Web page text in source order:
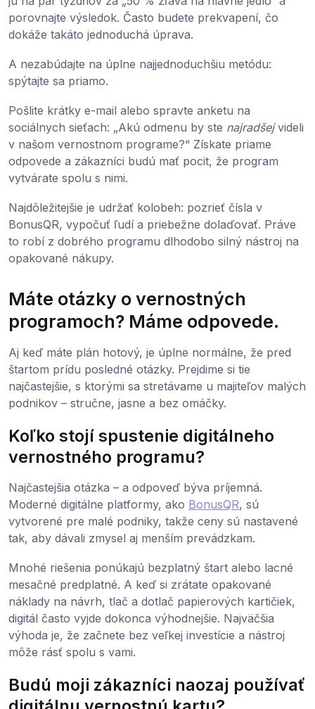
porovnajte výsledok. Často budete prekvapení, čo
dokáže takáto jednoduchá úprava.
A nezabúdajte na úplne najjednoduchšiu metódu:
spýtajte sa priamo.
Pošlite krátky e-mail alebo spravte anketu na
sociálnych sieťach: „Akú odmenu by ste najradšejvideli
v našom vernostnom programe?“ Získate priame
odpovede a zákazníci budú mať pocit, že program
vytvárate spolu s nimi.
Najdôležitejšie je udržať kolobeh: pozrieť čísla v
BonusQR, vypočuť ľudí a priebežne dolaďovať. Práve
to robí z dobrého programu dlhodobo silný nástroj na
opakované nákupy.
Máte otázky o vernostných
programoch? Máme odpovede.
Aj keď máte plán hotový, je úplne normálne, že pred
štartom prídu posledné otázky. Prejdime si tie
najčastejšie, s ktorými sa stretávame u majiteľov malých
podnikov – stručne, jasne a bez omáčky.
Koľko stojí spustenie digitálneho
vernostného programu?
Najčastejšia otázka – a odpoveď býva príjemná.
Moderné digitálne platformy, ako BonusQR, sú
vytvorené pre malé podniky, takže ceny sú nastavené
tak, aby dávali zmysel aj menším prevádzkam.
Mnohé riešenia ponúkajú bezplatný štart alebo lacné
mesačné predplatné. A keď si zrátate opakované
náklady na návrh, tlač a dotlač papierových kartičiek,
digitál často vyjde dokonca výhodnejšie. Najväčšia
výhoda je, že začnete bez veľkej investície a nástroj
môže rásť spolu s vami.
Budú moji zákazníci naozaj používať